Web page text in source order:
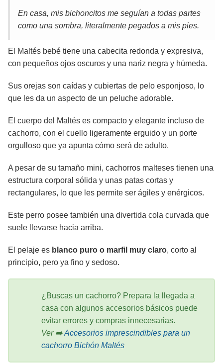
En casa, mis bichoncitos me seguían a todas partes
como una sombra, literalmente pegados a mis pies.
El Maltés bebé tiene una cabecita redonda y expresiva,
con pequeños ojos oscuros y una nariz negra y húmeda.
Sus orejas son caídas y cubiertas de pelo esponjoso, lo
que les da un aspecto de un peluche adorable.
El cuerpo del Maltés es compacto y elegante incluso de
cachorro, con el cuello ligeramente erguido y un porte
orgulloso que ya apunta cómo será de adulto.
A pesar de su tamaño mini, cachorros malteses tienen una
estructura corporal sólida y unas patas cortas y
rectangulares, lo que les permite ser ágiles y enérgicos.
Este perro posee también una divertida cola curvada que
suele llevarse hacia arriba.
El pelaje es blanco puro o marfil muy claro, corto al
principio, pero ya fino y sedoso.
¿Buscas un cachorro? Prepara la llegada a
casa con algunos accesorios básicos puede
evitar errores y compras innecesarias.
Ver ➡️Accesorios imprescindibles para un
cachorro Bichón Maltés